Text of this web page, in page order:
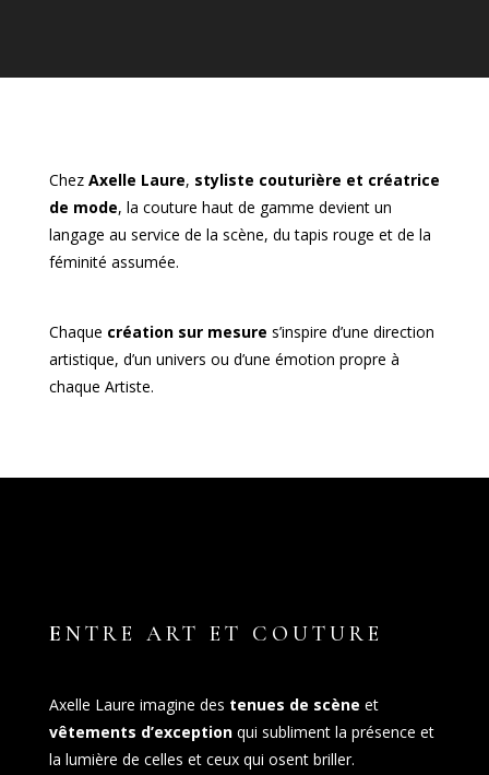
Chez Axelle Laure, styliste couturière et créatrice
de mode, la couture haut de gamme devient un
langage au service de la scène, du tapis rouge et de la
féminité assumée.
Chaque création sur mesure s’inspire d’une direction
artistique, d’un univers ou d’une émotion propre à
chaque Artiste.
E NTRE ART ET COUTURE
Axelle Laure imagine des tenues de scène et
vêtements d’exceptionqui subliment la présence et
la lumière de celles et ceux qui osent briller.